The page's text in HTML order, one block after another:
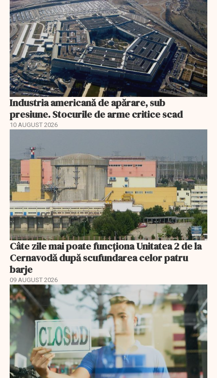
Industria americană de apărare, sub
presiune. Stocurile de arme critice scad
10 AUGUST 2026
Câte zile mai poate funcționa Unitatea 2 de la
Cernavodă după scufundarea celor patru
barje
09 AUGUST 2026